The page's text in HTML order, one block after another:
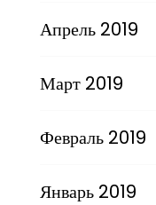
Апрель 2019
Март 2019
Февраль 2019
Январь 2019